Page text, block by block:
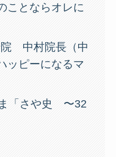
ことならオレに
院 中村院長（中
ッピーになるマ
「さや史 〜32